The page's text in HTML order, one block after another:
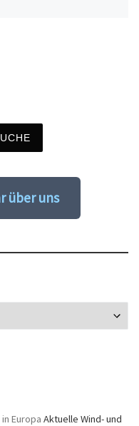
über uns
Europa Aktuelle Wind- und